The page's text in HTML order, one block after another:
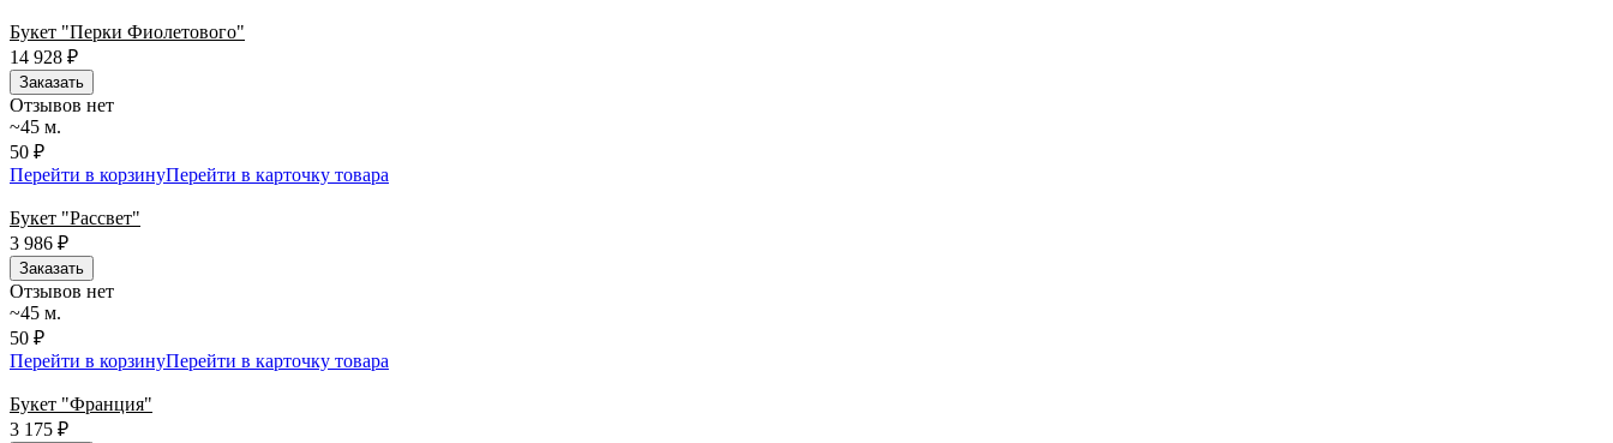
Букет "Перки Фиолетового"
14 928 ₽
Заказать
Отзывов нет
~45 м.
50 ₽
Перейти в корзинуПерейти в карточку товара
Букет "Рассвет"
3 986 ₽
Заказать
Отзывов нет
~45 м.
50 ₽
Перейти в корзинуПерейти в карточку товара
Букет "Франция"
3 175 ₽